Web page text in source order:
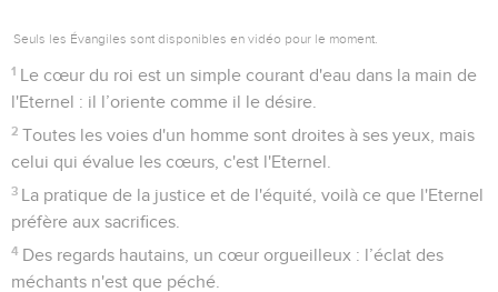
Seuls les Évangiles sont disponibles en vidéo pour le moment.
1 Le cœur du roi est un simple courant d'eau dans la main de
l'Eternel : il l’oriente comme il le désire.
2 Toutes les voies d'un homme sont droites à ses yeux, mais
celui qui évalue les cœurs, c'est l'Eternel.
3 La pratique de la justice et de l'équité, voilà ce que l'Eternel
préfère aux sacrifices.
4 Des regards hautains, un cœur orgueilleux : l’éclat des
méchants n'est que péché.